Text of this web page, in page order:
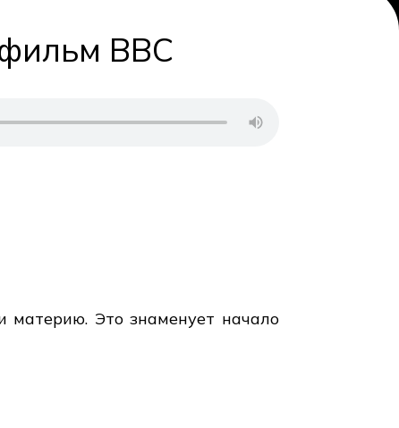
BBC
материю. Это знаменует начало